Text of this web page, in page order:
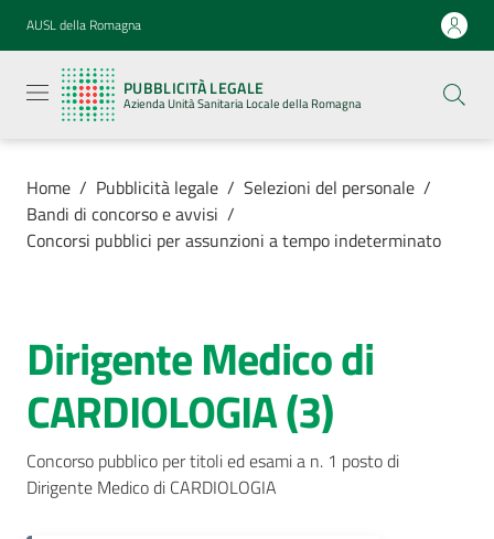
Vai al contenuto
Vai alla navigazione
Vai al footer
AUSL della Romagna
PUBBLICITÀ LEGALE
Azienda Unità Sanitaria Locale della Romagna
legale
Azienda
Unità
Locale della
Servizi
Luoghi di
Home / Pubblicità legale / Selezioni del personale /
Bandi di concorso e avvisi /
Concorsi pubblici per assunzioni a tempo indeterminato
Salta al contenuto
Dirigente Medico di
CARDIOLOGIA (3)
Concorso pubblico per titoli ed esami a n. 1 posto di
Dirigente Medico di CARDIOLOGIA